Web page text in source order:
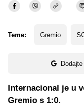
Teme: Gremio
Internacional je u
Gremio s 1:0.